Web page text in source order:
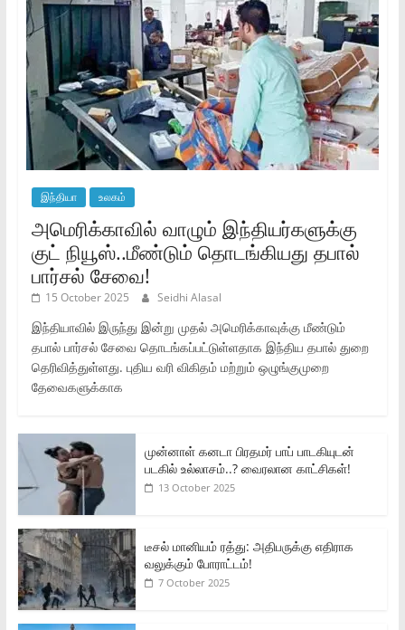
இந்தியா உலகம்
அமெரிக்காவில் வாழும் இந்தியர்களுக்கு
குட் நியூஸ்..மீண்டும் தொடங்கியது தபால்
பார்சல் சேவை!
15 October 2025 Seidhi Alasal
இந்தியாவில் இருந்து இன்று முதல் அமெரிக்காவுக்கு மீண்டும்
தபால் பார்சல் சேவை தொடங்கப்பட்டுள்ளதாக இந்திய தபால் துறை
தெரிவித்துள்ளது. புதிய வரி விகிதம் மற்றும் ஒழுங்குமுறை
தேவைகளுக்காக
முன்னாள் கனடா பிரதமர் பாப் பாடகியுடன்
படகில் உல்லாசம்..? வைரலான காட்சிகள்!
13 October 2025
டீசல் மானியம் ரத்து: அதிபருக்கு எதிராக
வலுக்கும் போராட்டம்!
7 October 2025